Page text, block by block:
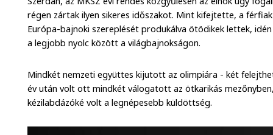
régen zártak ilyen sikeres időszakot. Mint kifejtette, a
Európa-bajnoki szereplését produkálva ötödikek lettek,
a legjobb nyolc között a világbajnokságon.
Mindkét nemzeti együttes kijutott az olimpiára - két
év után volt ott mindkét válogatott az ötkarikás
kézilabdázóké volt a legnépesebb küldöttség.